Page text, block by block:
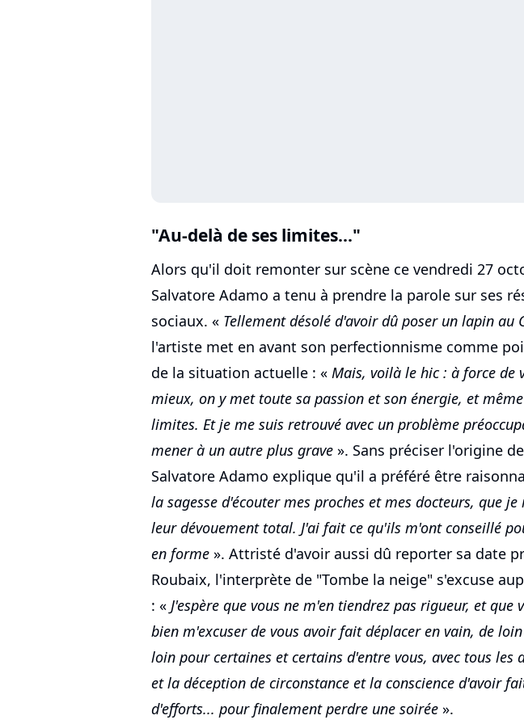
"Au-delà de ses limites..."
Alors qu'il doit remonter sur scène ce vendredi 27
Salvatore Adamo a tenu à prendre la parole sur ses
sociaux. « Tellement désolé d'avoir dû poser un lapin au
l'artiste met en avant son perfectionnisme comme
de la situation actuelle : « Mais, voilà le hic : à force de
mieux, on y met toute sa passion et son énergie, et
limites. Et je me suis retrouvé avec un problème
mener à un autre plus grave ». Sans préciser l'origine
Salvatore Adamo explique qu'il a préféré être
la sagesse d'écouter mes proches et mes docteurs, que je
leur dévouement total. J'ai fait ce qu'ils m'ont conseillé
en forme ». Attristé d'avoir aussi dû reporter sa date
Roubaix, l'interprète de "Tombe la neige" s'excuse
: « J'espère que vous ne m'en tiendrez pas rigueur, et que
bien m'excuser de vous avoir fait déplacer en vain, de
loin pour certaines et certains d'entre vous, avec tous les
et la déception de circonstance et la conscience d'avoir
d'efforts... pour finalement perdre une soirée ».